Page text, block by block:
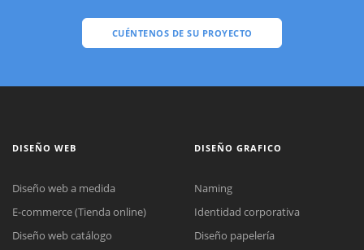
CUÉNTENOS DE SU PROYECTO
DISEÑO WEB
Diseño web a medida
E-commerce (Tienda online)
Diseño web catálogo
DISEÑO GRAFICO
Naming
Identidad corporativa
Diseño papelería